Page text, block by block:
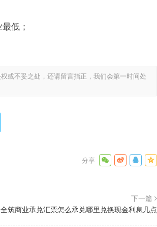
低；
或不妥之处，还请留言指正，我们会第一时间处
下一篇
全筑商业承兑汇票怎么承兑哪里兑换现金利息几点